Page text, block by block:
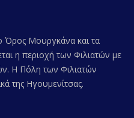
Όρος Μουργκάνα και τα
η περιοχή των Φιλιατών με
Η Πόλη των Φιλιατών
της Ηγουμενίτσας.